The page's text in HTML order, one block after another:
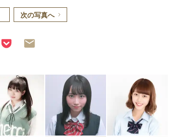
次の写真へ